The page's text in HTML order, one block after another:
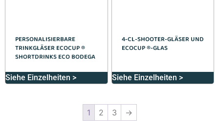
PERSONALISIERBARE
TRINKGLÄSER ECOCUP ®
SHORTDRINKS ECO BODEGA
Siehe Einzelheiten >
4-CL-SHOOTER-GLÄSER UND
ECOCUP ®-GLAS
Siehe Einzelheiten >
1 2 3 →